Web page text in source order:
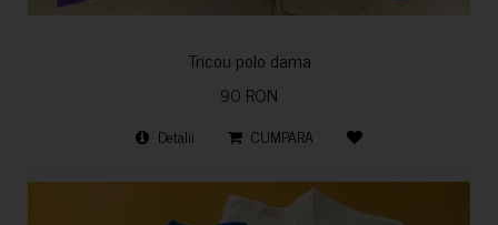
Tricou polo dama
90 RON
Detalii CUMPARA